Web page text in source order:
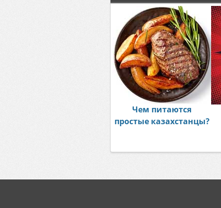
Чем питаются
простые казахстанцы?